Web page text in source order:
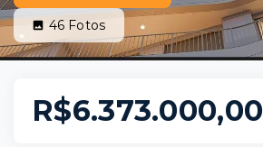
46 Fotos
R$6.373.000,00